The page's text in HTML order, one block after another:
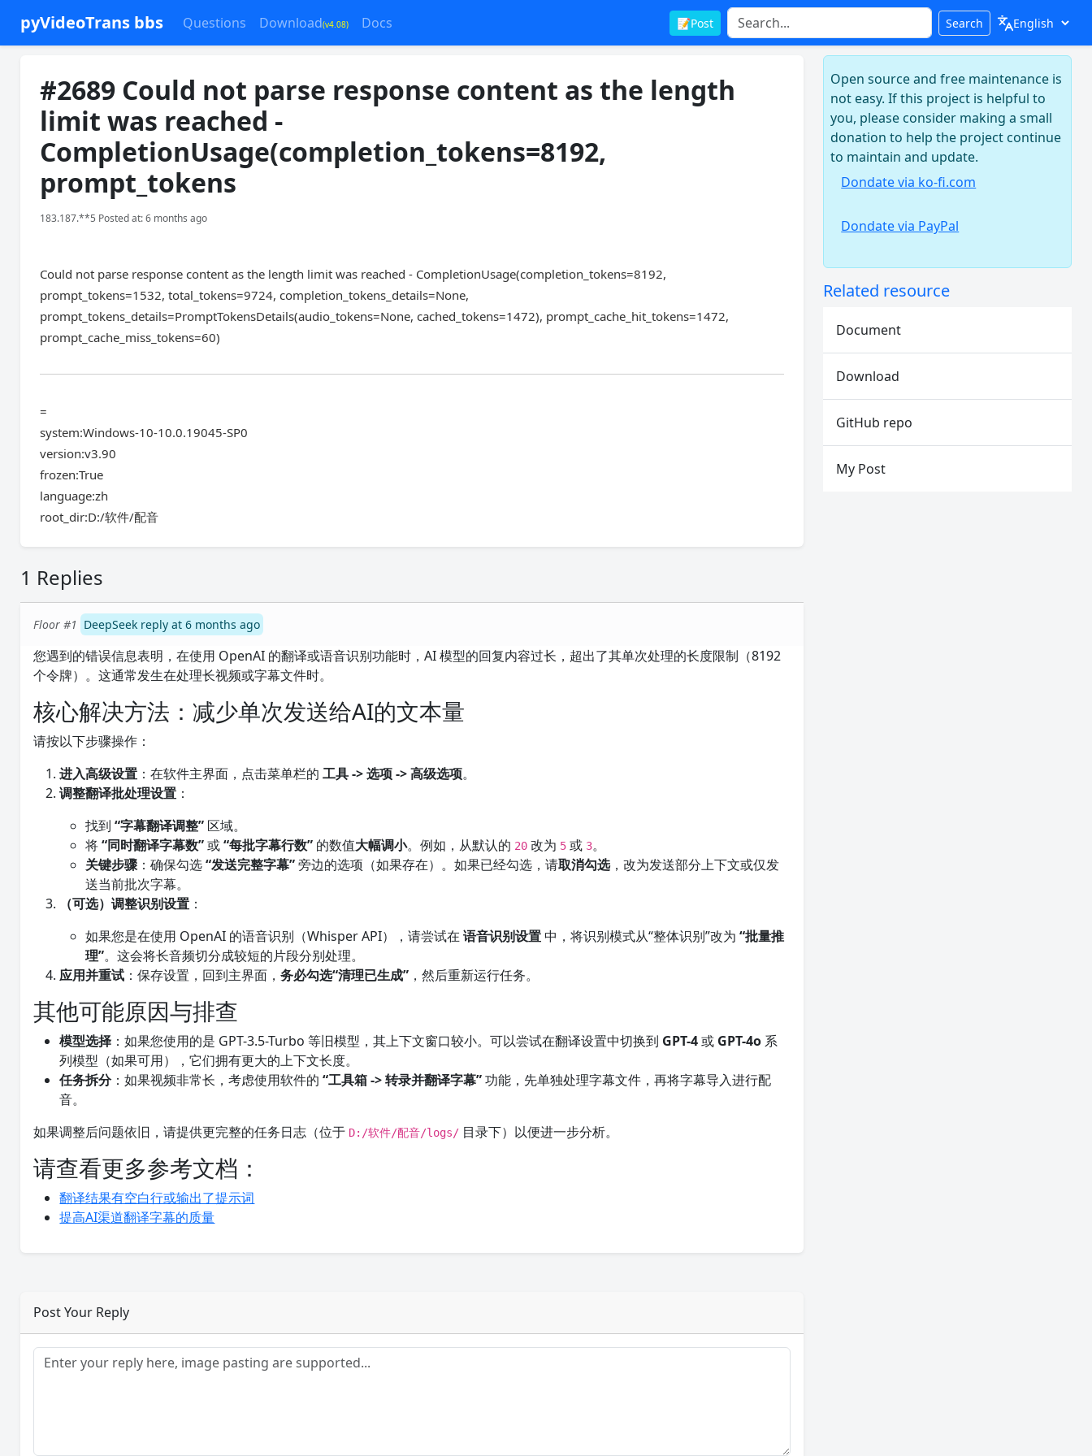
pyVideoTrans bbs Questions Download(v4.08) Docs 📝Post Search
#2689 Could not parse response content as the length
limit was reached -
CompletionUsage(completion_tokens=8192,
prompt_tokens
183.187.**5 Posted at: 6 months ago
Could not parse response content as the length limit was reached - CompletionUsage(completion_tokens=8192,
prompt_tokens=1532, total_tokens=9724, completion_tokens_details=None,
prompt_tokens_details=PromptTokensDetails(audio_tokens=None, cached_tokens=1472), prompt_cache_hit_tokens=1472,
prompt_cache_miss_tokens=60)
=
system:Windows-10-10.0.19045-SP0
version:v3.90
frozen:True
language:zh
root_dir:D:/软件/配音
1 Replies
Floor #1 DeepSeek reply at 6 months ago
您遇到的错误信息表明，在使用 OpenAI 的翻译或语音识别功能时，AI 模型的回复内容过长，超出了其单次处理的长度限制（8192
个令牌）。这通常发生在处理长视频或字幕文件时。
核心解决方法：减少单次发送给AI的文本量
请按以下步骤操作：
进入高级设置 ：在软件主界面，点击菜单栏的工具 -> 选项 -> 高级选项。
调整翻译批处理设置 ：
找到“字幕翻译调整” 区域。
将“同时翻译字幕数”或“每批字幕行数” 的数值大幅调小。例如，从默认的 20 改为 5 或 3。
关键步骤：确保勾选“发送完整字幕”旁边的选项（如果存在）。如果已经勾选，请取消勾选，改为发送部分上下文或仅发
送当前批次字幕。
（可选）调整识别设置 ：
如果您是在使用 OpenAI 的语音识别（Whisper API），请尝试在语音识别设置中，将识别模式从“整体识别”改为“批量推
理”。这会将长音频切分成较短的片段分别处理。
应用并重试 ：保存设置，回到主界面，务必勾选“清理已生成” ，然后重新运行任务。
其他可能原因与排查
模型选择 ：如果您使用的是 GPT-3.5-Turbo 等旧模型，其上下文窗口较小。可以尝试在翻译设置中切换到 GPT-4或 GPT-4o 系
列模型（如果可用），它们拥有更大的上下文长度。
任务拆分：如果视频非常长，考虑使用软件的“工具箱 -> 转录并翻译字幕”功能，先单独处理字幕文件，再将字幕导入进行配
音。
如果调整后问题依旧，请提供更完整的任务日志（位于 D:/软件/配音/logs/ 目录下）以便进一步分析。
请查看更多参考文档：
翻译结果有空白行或输出了提示词
提高AI渠道翻译字幕的质量
Post Your Reply
Open source and free maintenance is
not easy. If this project is helpful to
you, please consider making a small
donation to help the project continue
to maintain and update.
Dondate via ko-fi.com
Dondate via PayPal
Related resource
Document
Download
GitHub repo
My Post